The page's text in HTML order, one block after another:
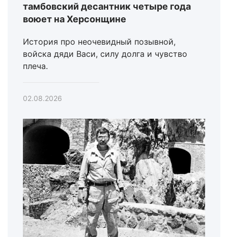
тамбовский десантник четыре года
воюет на Херсонщине
История про неочевидный позывной,
войска дяди Васи, силу долга и чувство
плеча.
02.08.2026